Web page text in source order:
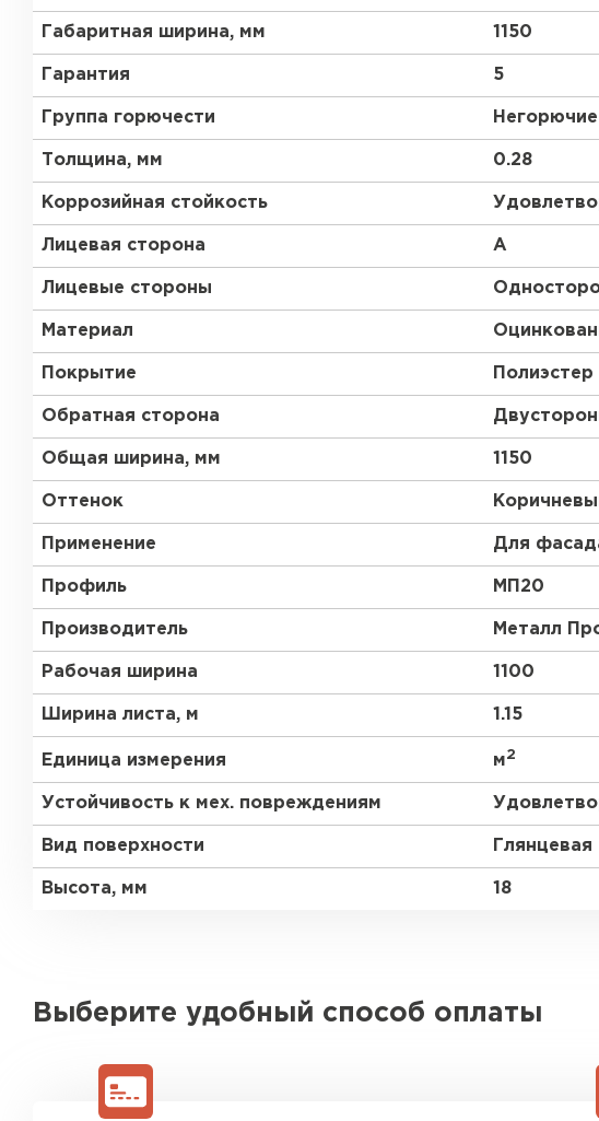
Габаритная ширина, мм 1150
Гарантия 5
Группа горючести Негорючие
Толщина, мм 0.28
Коррозийная стойкость
Лицевая сторона A
Лицевые стороны
Материал
Покрытие Полиэстер
Обратная сторона
Общая ширина, мм 1150
Оттенок
Применение Для
Профиль МП20
Производитель Металл
Рабочая ширина 1100
Ширина листа, м 1.15
Единица измерения м2
Устойчивость к мех. повреждениям
Вид поверхности Глянцевая
Высота, мм 18
Выберите удобный способ оплаты